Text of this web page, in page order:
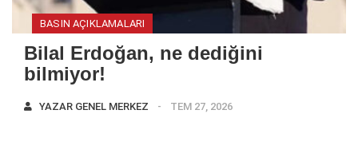
BASIN AÇIKLAMALARI
Bilal Erdoğan, ne dediğini
bilmiyor!
YAZAR GENEL MERKEZ TEM 27, 2026